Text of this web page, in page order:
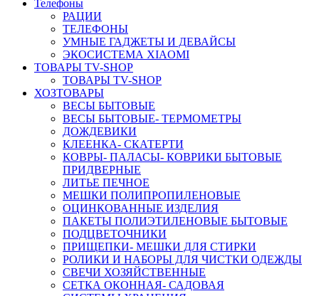
Телефоны
РАЦИИ
ТЕЛЕФОНЫ
УМНЫЕ ГАДЖЕТЫ И ДЕВАЙСЫ
ЭКОСИСТЕМА XIAOMI
ТОВАРЫ TV-SHOP
ТОВАРЫ TV-SHOP
ХОЗТОВАРЫ
ВЕСЫ БЫТОВЫЕ
ВЕСЫ БЫТОВЫЕ- ТЕРМОМЕТРЫ
ДОЖДЕВИКИ
КЛЕЕНКА- СКАТЕРТИ
КОВРЫ- ПАЛАСЫ- КОВРИКИ БЫТОВЫЕ
ПРИДВЕРНЫЕ
ЛИТЬЕ ПЕЧНОЕ
МЕШКИ ПОЛИПРОПИЛЕНОВЫЕ
ОЦИНКОВАННЫЕ ИЗДЕЛИЯ
ПАКЕТЫ ПОЛИЭТИЛЕНОВЫЕ БЫТОВЫЕ
ПОДЦВЕТОЧНИКИ
ПРИЩЕПКИ- МЕШКИ ДЛЯ СТИРКИ
РОЛИКИ И НАБОРЫ ДЛЯ ЧИСТКИ ОДЕЖДЫ
СВЕЧИ ХОЗЯЙСТВЕННЫЕ
СЕТКА ОКОННАЯ- САДОВАЯ